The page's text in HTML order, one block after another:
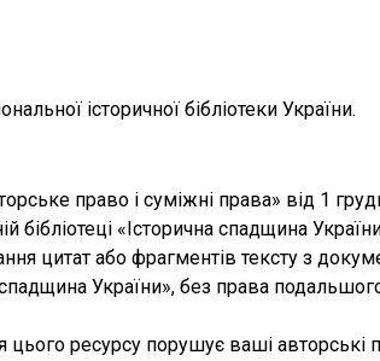
історичної бібліотеки України.
право і суміжні права» від 1
бібліотеці «Історична спадщина
цитат або фрагментів тексту з
спадщина України», без права
ресурсу порушує ваші авторські